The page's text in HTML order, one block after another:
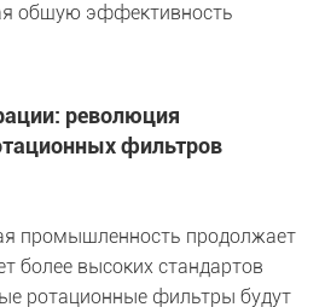
общую эффективность
революция
фильтров
промышленность продолжает
более высоких стандартов
ротационные фильтры будут